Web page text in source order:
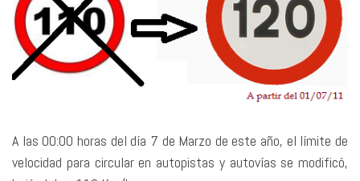
A las 00:00 horas del día 7 de Marzo de este año, el límite de
velocidad para circular en autopistas y autovías se modificó,